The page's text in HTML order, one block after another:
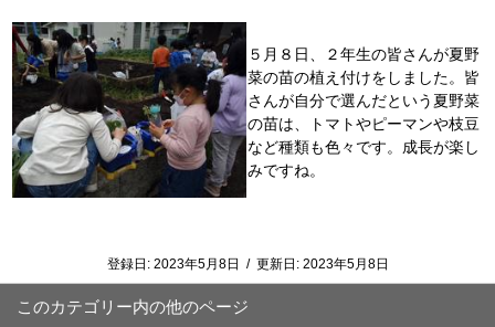
５月８日、２年生の皆さんが夏野
菜の苗の植え付けをしました。皆
さんが自分で選んだという夏野菜
の苗は、トマトやピーマンや枝豆
など種類も色々です。成長が楽し
みですね。
登録日: 2023年5月8日 / 更新日: 2023年5月8日
このカテゴリー内の他のページ